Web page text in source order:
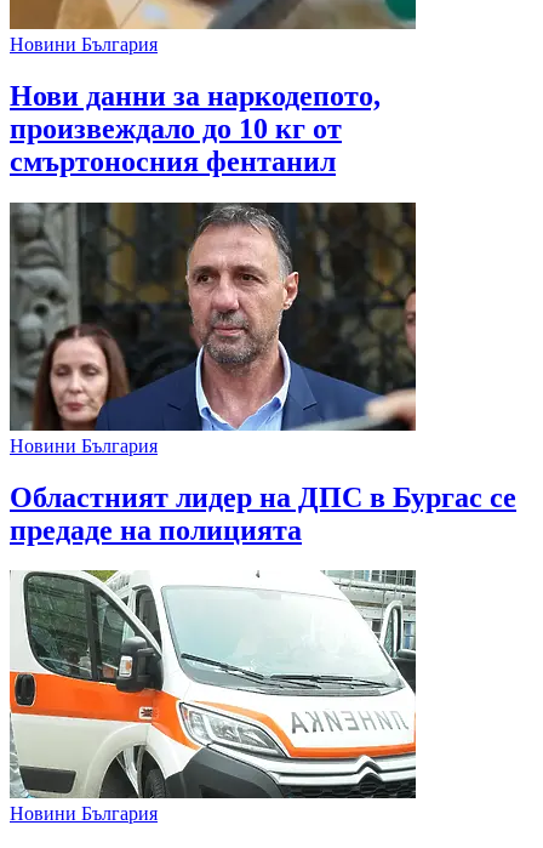
Новини България
Нови данни за наркодепото,
произвеждало до 10 кг от
смъртоносния фентанил
Новини България
Областният лидер на ДПС в Бургас се
предаде на полицията
Новини България